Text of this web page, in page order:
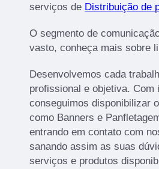
serviços de Distribuição de
O segmento de
vasto, conheça mais sobre
Desenvolvemos cada
profissional e objetiva. Com
conseguimos disponibilizar
como Banners e
entrando em contato com
sanando assim as suas
serviços e produtos